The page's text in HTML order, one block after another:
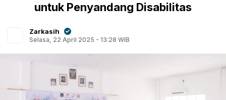
untuk Penyandang Disabilitas
Zarkasih
Selasa, 22 April 2025 - 13:28 WIB